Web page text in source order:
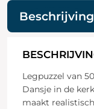
Beschrijving
Legpuzzel van
Dansje in de
maakt